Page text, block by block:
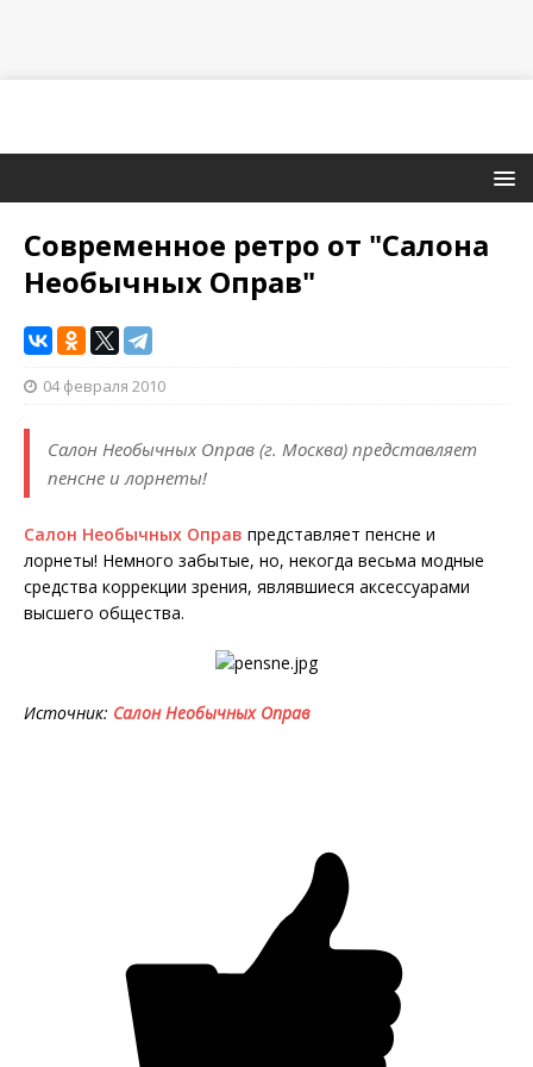
Современное ретро от "Салона
Необычных Оправ"
04 февраля 2010
Салон Необычных Оправ (г. Москва) представляет
пенсне и лорнеты!
Салон Необычных Оправ представляет пенсне и
лорнеты! Немного забытые, но, некогда весьма модные
средства коррекции зрения, являвшиеся аксессуарами
высшего общества.
Источник: Салон Необычных Оправ